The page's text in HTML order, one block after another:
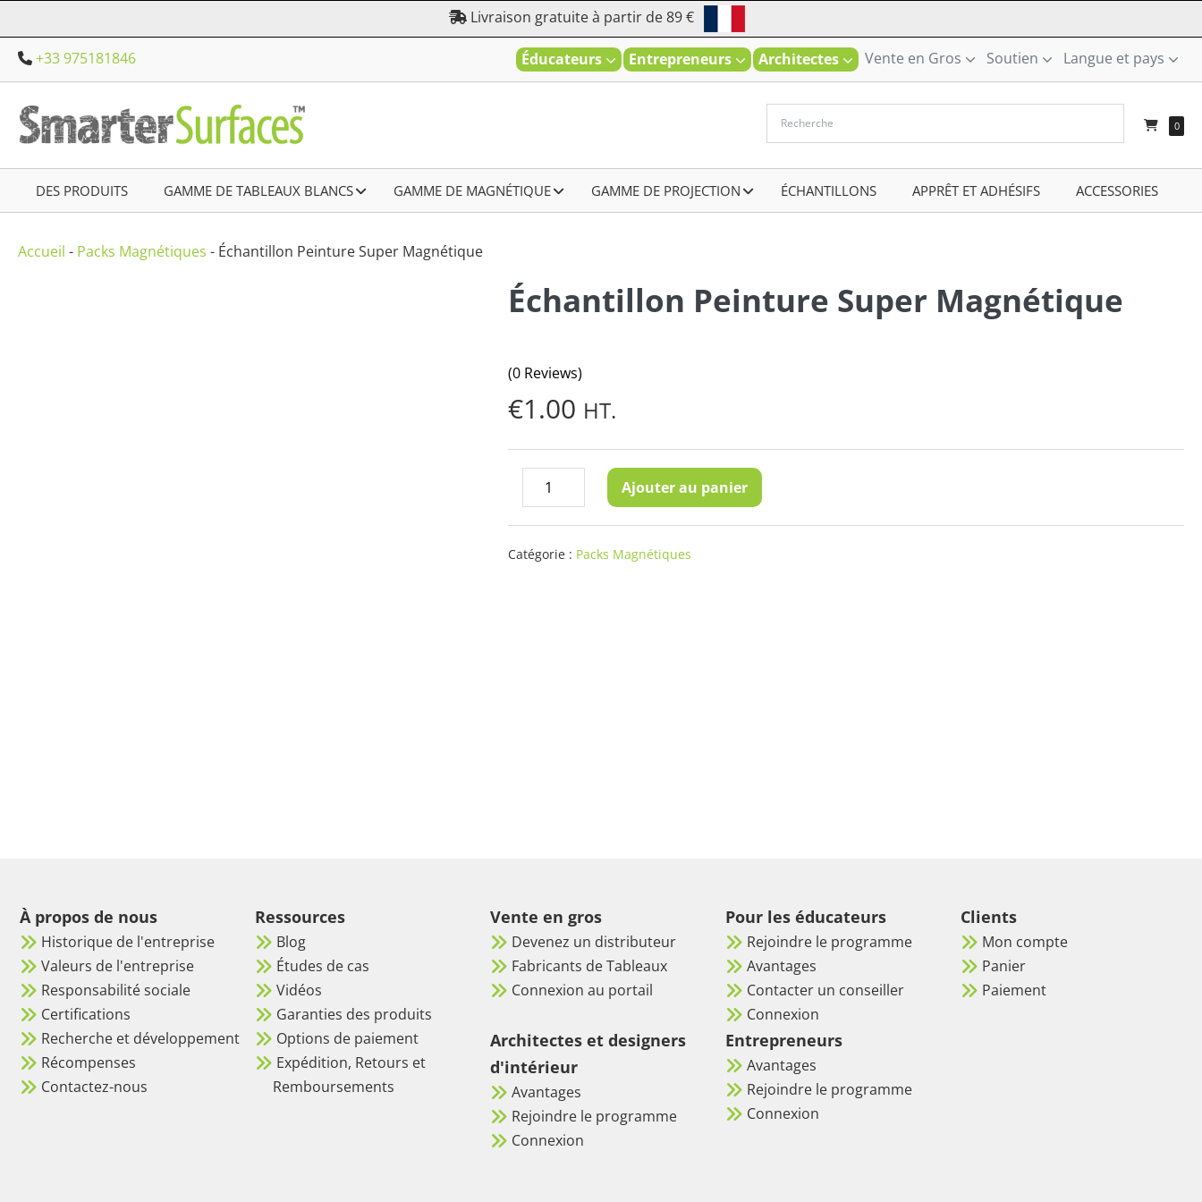
au
contenu
Livraison gratuite à partir de 89 €
Éducateurs Entrepreneurs Architectes Vente en Gros Soutien Langue et pays
+33 975181846
0
DES PRODUITS GAMME DE TABLEAUX BLANCS– GAMME DE MAGNÉTIQUE– GAMME DE PROJECTION – ÉCHANTILLONS APPRÊT ET ADHÉSIFS ACCESSORIES
Accueil - Packs Magnétiques - Échantillon Peinture Super Magnétique
Échantillon Peinture Super Magnétique
(0 Reviews)
€1.00 HT.
quantité
de
Échantillon
Peinture
Increase
Ajouter au panier
Catégorie : Packs Magnétiques
À propos de nous
Historique de l'entreprise
Valeurs de l'entreprise
Responsabilité sociale
Certifications
Recherche et développement
Récompenses
Contactez-nous
Ressources
Blog
Études de cas
Vidéos
Garanties des produits
Options de paiement
Expédition, Retours et
Remboursements
Vente en gros
Devenez un distributeur
Fabricants de Tableaux
Connexion au portail
Architectes et designers
d'intérieur
Avantages
Rejoindre le programme
Connexion
Pour les éducateurs
Rejoindre le programme
Avantages
Contacter un conseiller
Connexion
Entrepreneurs
Avantages
Rejoindre le programme
Connexion
Clients
Mon compte
Panier
Paiement